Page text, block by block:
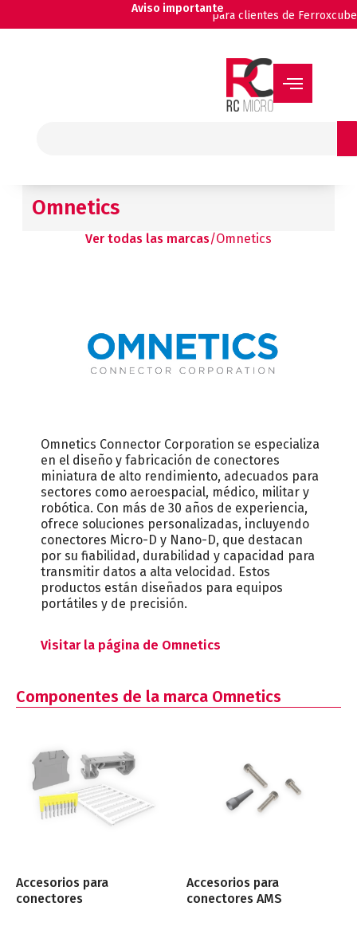
para clientes de Ferroxcube
Aviso importante
Omnetics
Ver todas las marcas/Omnetics
Omnetics Connector Corporation se especializa
en el diseño y fabricación de conectores
miniatura de alto rendimiento, adecuados para
sectores como aeroespacial, médico, militar y
robótica. Con más de 30 años de experiencia,
ofrece soluciones personalizadas, incluyendo
conectores Micro-D y Nano-D, que destacan
por su fiabilidad, durabilidad y capacidad para
transmitir datos a alta velocidad. Estos
productos están diseñados para equipos
portátiles y de precisión.
Visitar la página de Omnetics
Componentes de la marca Omnetics
Accesorios para
conectores
Accesorios para
conectores AMS